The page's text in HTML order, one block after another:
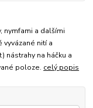
nymfami a dalšími
vyvázané nití a
nástrahy na háčku a
poloze. celý popis